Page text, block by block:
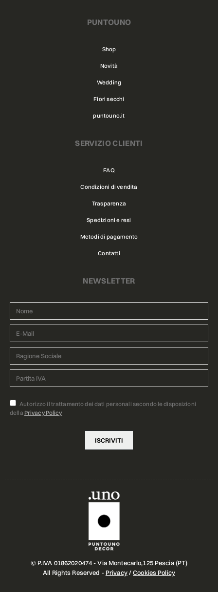
PUNTOUNO
Shop
Novità
Wedding
Fiori secchi
puntouno.it
SERVIZIO CLIENTI
FAQ
Condizioni di vendita
Trasparenza
Spedizioni e resi
Metodi di pagamento
Contatti
NEWSLETTER
Autorizzo il trattamento dei dati personali secondo le disposizioni
della Privacy Policy
© P.IVA 01862020474 - Via Montecarlo,125 Pescia (PT)
All Rights Reserved - Privacy/Cookies Policy